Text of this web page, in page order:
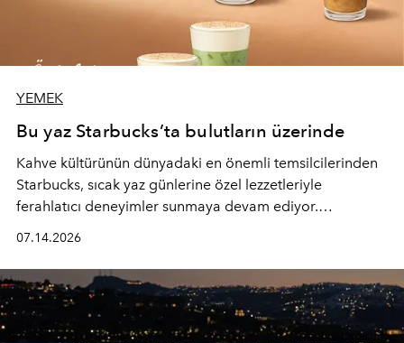
YEMEK
Bu yaz Starbucks’ta bulutların üzerinde
Kahve kültürünün dünyadaki en önemli temsilcilerinden
Starbucks, sıcak yaz günlerine özel lezzetleriyle
ferahlatıcı deneyimler sunmaya devam ediyor.
yepyeni Cloud Frappuccino® Blended Beverage çeşitleri
ve yiyecek alternatifleri yazın keyfine lezzet katıyor.
07.14.2026